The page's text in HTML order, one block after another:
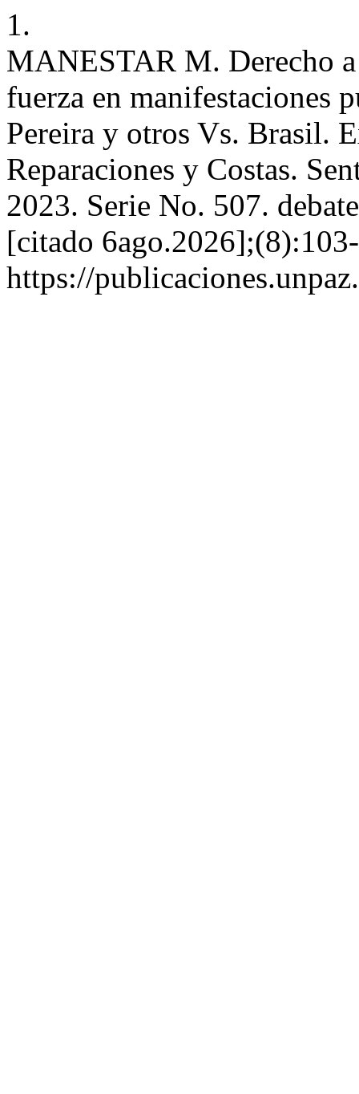
1.
MANESTAR M. Derecho
fuerza en manifestaciones
Pereira y otros Vs. Brasil.
Reparaciones y Costas.
2023. Serie No. 507.
[citado
https://